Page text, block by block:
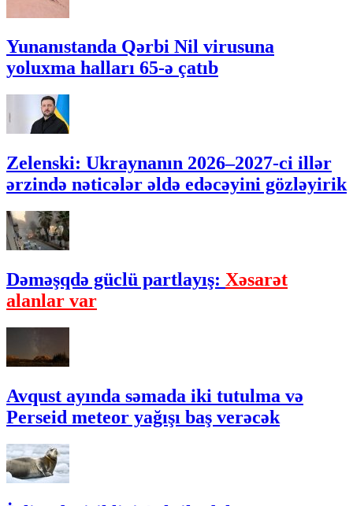
Yunanıstanda Qərbi Nil virusuna
yoluxma halları 65-ə çatıb
Zelenski: Ukraynanın 2026–2027-ci illər
ərzində nəticələr əldə edəcəyini gözləyirik
Dəməşqdə güclü partlayış: Xəsarət
alanlar var
Avqust ayında səmada iki tutulma və
Perseid meteor yağışı baş verəcək